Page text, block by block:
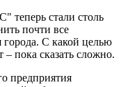
стали столь
почти все
города. С какой целью
– пока сказать сложно.
предприятия